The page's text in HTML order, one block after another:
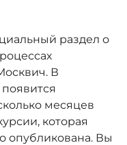
семиместныйраздел о
В
месяцев
которая
опубликована. Вы